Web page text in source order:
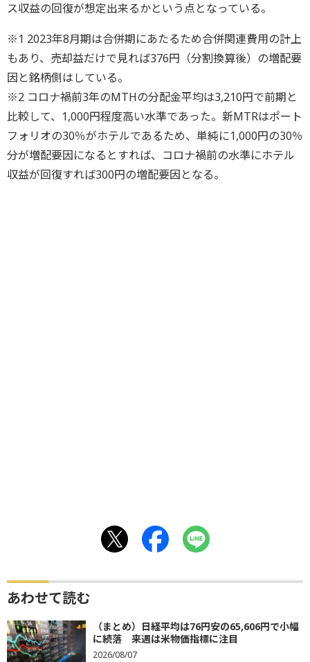
ス収益の回復が想定出来るかという点となっている。
※1 2023年8月期は合併期にあたるため合併関連費用の計上
もあり、売却益だけで見れば376円（分割換算後）の増配要
因と銘柄側はしている。
※2 コロナ禍前3年のMTHの分配金平均は3,210円で前期と
比較して、1,000円程度高い水準であった。新MTRはポート
フォリオの30％がホテルであるため、単純に1,000円の30％
分が増配要因になるとすれば、コロナ禍前の水準にホテル
収益が回復すれば300円の増配要因となる。
あわせて読む
（まとめ）日経平均は76円安の65,606円で小幅
に続落 来週は米物価指標に注目
2026/08/07